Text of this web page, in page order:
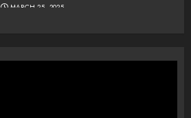
MARCH 25, 2025